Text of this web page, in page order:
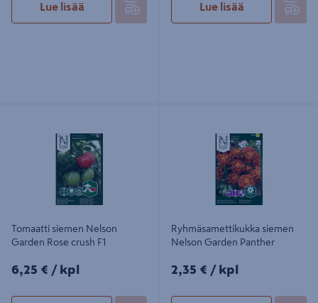
Lue lisää Lue lisää
Tomaatti siemen Nelson
Garden Rose crush F1
6,25€/kpl
6,25 € / kpl
Ryhmäsamettikukka siemen
Nelson Garden Panther
2,35€/kpl
2,35 € / kpl